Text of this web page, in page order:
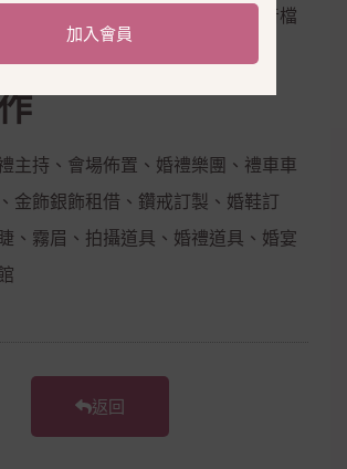
新娘捧花、拍照鮮花束，電子影音檔
主持、會場佈置、婚禮樂團、禮車車
金飾銀飾租借、鑽戒訂製、婚鞋訂
、霧眉、拍攝道具、婚禮道具、婚宴
返回
加入會員